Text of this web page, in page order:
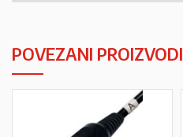
POVEZANI PROIZVODI